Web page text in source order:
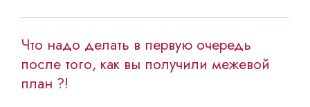
Что надо делать в первую очередь
после того, как вы получили межевой
план ?!